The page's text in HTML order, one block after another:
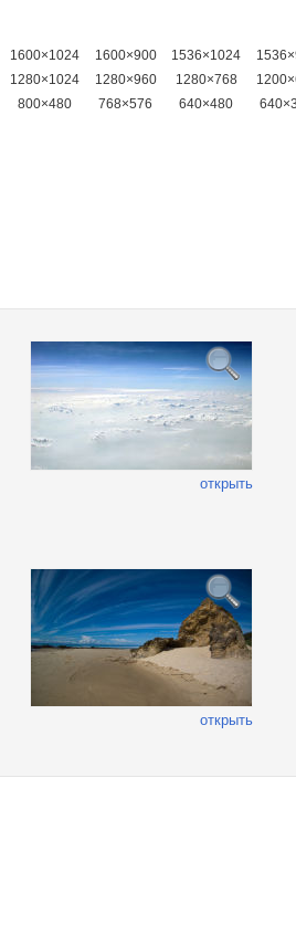
1600×1024 1600×900 1536×1024
1280×1024 1280×960 1280×768
800×480 768×576 640×480
открыть
открыть